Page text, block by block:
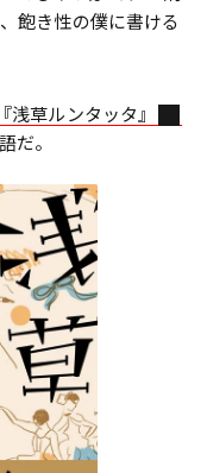
飽き性の僕に書ける
『浅草ルンタッタ』
だ。